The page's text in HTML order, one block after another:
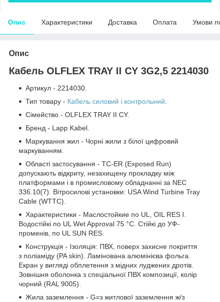
Опис Характеристики Доставка Оплата Умови
Опис
Кабель OLFLEX TRAY II CY 3G2,5 2214030
Артикул - 2214030.
Тип товару - Кабель силовий і контрольний.
Сімейство - OLFLEX TRAY II CY.
Бренд - Lapp Kabel.
Маркування жил - Чорні жили з білої цифровий
маркуванням.
Області застосування - TC-ER (Exposed Run)
допускають відкриту, незахищену прокладку між
платформами і в промисловому обладнанні за NEC
336.10(7). Вітросилові установки: USA Wind Turbine Tray
Cable (WTTC).
Характеристики - Маслостойкие по UL, OIL RES I.
Водостійкі по UL Wet Approval 75 °C. Стійкі до УФ-
променів, по UL SUN RES.
Конструкція - Ізоляція: ПВХ, поверх захисне покриття
з поліаміду (PA skin). Ламінована алюмінієва фольга.
Екран у вигляді обплетення з мідних луджених дротів.
Зовнішня оболонка з спеціальної ПВХ композиції, колір
чорний (RAL 9005).
Жила заземлення - G=з житлової заземлення ж/з